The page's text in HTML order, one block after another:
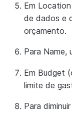
Em
de dados e
orçamento.
Para Name,
Em Budget
limite de
Para